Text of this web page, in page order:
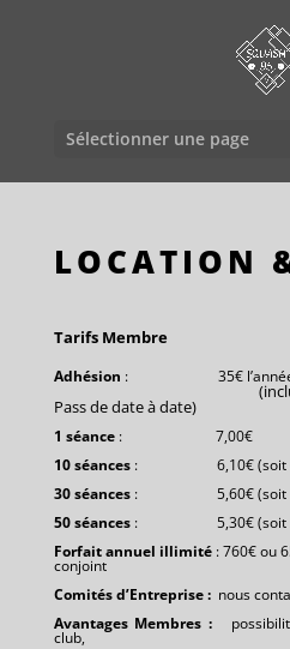
Sélectionner une page
LOCATION
Tarifs Membre
Adhésion : 35€
Pass de date à date)
1 séance: 7,00€
10 séances: 6,10€ (soit
30 séances: 5,60€ (soit
50 séances: 5,30€ (soit
Forfait annuel illimité: 760€ ou
conjoint
Comités d’Entreprise :nous
Avantages Membres :
club,